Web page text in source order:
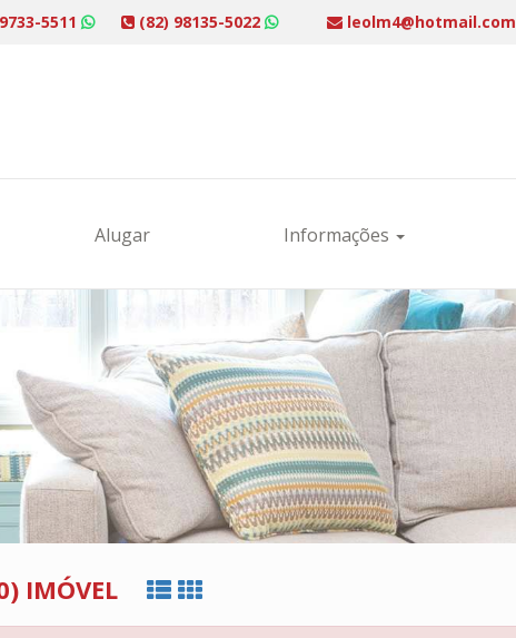
5511 (82) 98135-5022 leolm4@hotmail.com
Alugar Informações
IMÓVEL